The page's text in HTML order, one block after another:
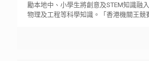
勵本地中、小學生將創意及STEM知識融
物理及工程等科學知識。「香港機關王競